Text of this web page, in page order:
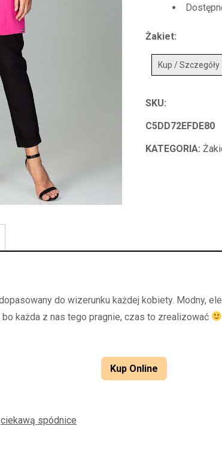
Żakiet:
Kup / Szczegóły
SKU:
C5DD72EFDE80
KATEGORIA:
do wizerunku każdej kobiety. Modny,
każda z nas tego pragnie, czas to zrealizować
Kup Online
ciekawą spódnice